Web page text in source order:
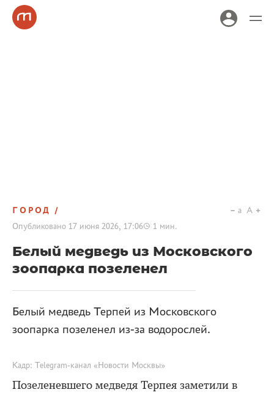
ГОРОД
Опубликовано 17 июня 2026, 17:06 1 мин.
a A
Белый медведь из Московского
зоопарка позеленел
Белый медведь Терпей из Московского
зоопарка позеленел из-за водорослей.
Кадр: Telegram-канал «Новости Москвы»
Позеленевшего медведя Терпея заметили в